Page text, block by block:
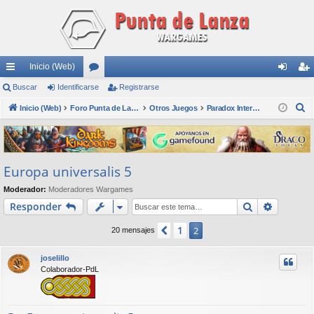
nl
ac
es
rá
pi
do
s
Inicio (Web)
or
os nti
fic
ar
ist
ra
rs
Buscar Identificarse Registrarse
Inicio (Web) Foro Punta de Lanza Wargames Otros Juegos Paradox Interactive
s
c
Europa universalis 5
Moderador: Moderadores Wargames
Responder Buscar
20 mensajes Anterior
1 2
joselillo
Colaborador-PdL